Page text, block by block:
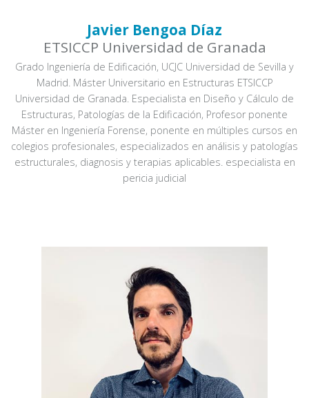
Javier Bengoa Díaz
ETSICCP Universidad de Granada
Grado Ingeniería de Edificación, UCJC Universidad de Sevilla y
Madrid. Máster Universitario en Estructuras ETSICCP
Universidad de Granada. Especialista en Diseño y Cálculo de
Estructuras, Patologías de la Edificación, Profesor ponente
Máster en Ingeniería Forense, ponente en múltiples cursos en
colegios profesionales, especializados en análisis y patologías
estructurales, diagnosis y terapias aplicables. especialista en
pericia judicial